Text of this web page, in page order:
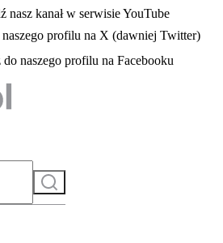
się w nowej karcie
nasz kanał w serwisie YouTube
karcie
naszego profilu na X (dawniej Twitter)
się w nowej karcie
do naszego profilu na Facebooku
Szukaj
do serwisu